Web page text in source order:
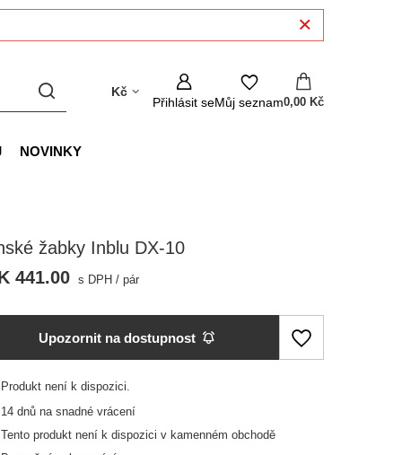
Kč
Přihlásit seMůj seznam0,00 Kč
NOVINKY
žabky Inblu DX-10
441.00 s DPH /pár
Upozornit na dostupnost
Produkt není k dispozici
14 dnů na snadné vrácení
Tento produkt není k dispozici v kamenném obchodě